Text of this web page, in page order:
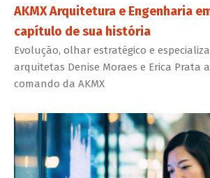
AKMX Arquitetura e Engenharia
capítulo de sua história
Evolução, olhar estratégico e
arquitetas Denise Moraes e Erica Prata
comando da AKMX